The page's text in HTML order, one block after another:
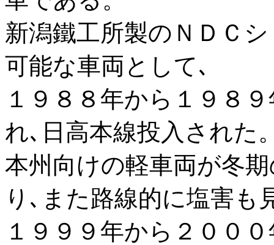
新潟鐵工所製のＮＤＣ
可能な車両として､
１９８８年から１９８
れ､日高本線投入された
本州向けの軽車両が冬
り､また路線的に塩害も
１９９９年から２００